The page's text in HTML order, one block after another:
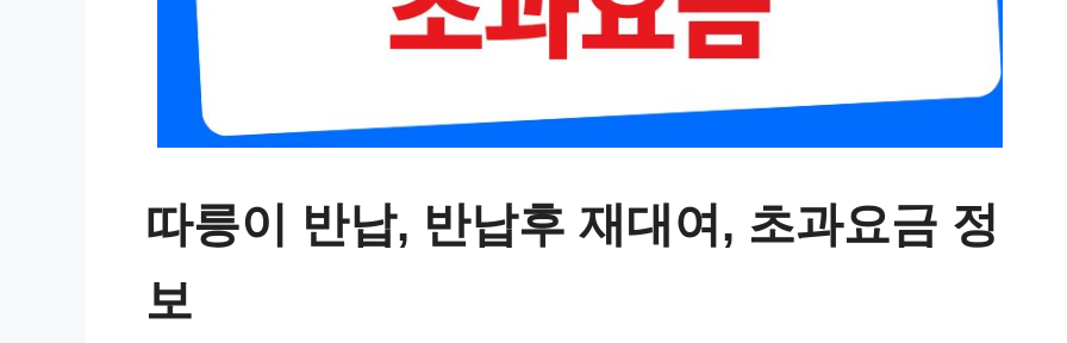
따릉이 반납, 반납후 재대여, 초과요금 정
보